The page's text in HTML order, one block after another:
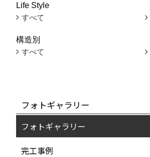
Life Style
すべて
構造別
すべて
フォトギャラリー
フォトギャラリー
完工事例